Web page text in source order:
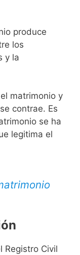
produce
los
y la
matrimonio y
contrae. Es
se ha
legitima el
Registro Civil